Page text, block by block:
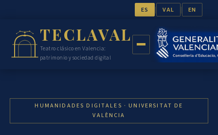
ES | VAL | EN
TECLAVAL
Teatro clásico en Valencia:
patrimonio y sociedad digital
HUMANIDADES DIGITALES · UNIVERSITAT DE
VALÈNCIA